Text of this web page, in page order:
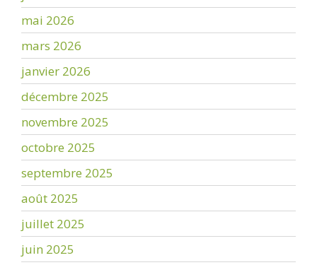
mai 2026
mars 2026
janvier 2026
décembre 2025
novembre 2025
octobre 2025
septembre 2025
août 2025
juillet 2025
juin 2025